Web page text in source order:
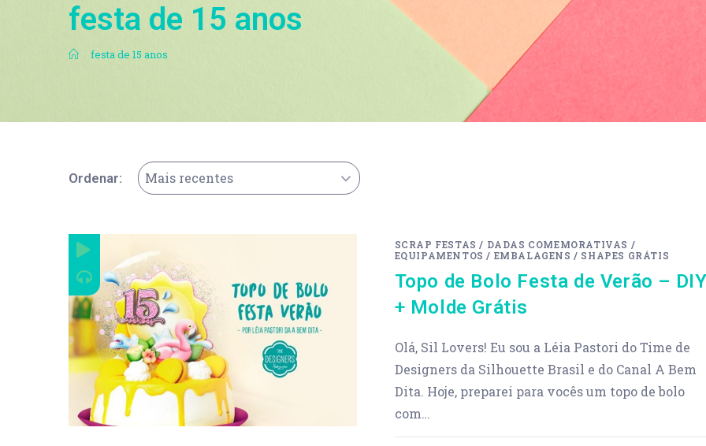
festa de 15 anos
. festa de 15 anos
Ordenar: Mais recentes
SCRAP FESTAS / DADAS COMEMORATIVAS /
EQUIPAMENTOS / EMBALAGENS / SHAPES GRÁTIS
Topo de Bolo Festa de Verão – DIY
+ Molde Grátis
Olá, Sil Lovers! Eu sou a Léia Pastori do Time de
Designers da Silhouette Brasil e do Canal A Bem
Dita. Hoje, preparei para vocês um topo de bolo
com…